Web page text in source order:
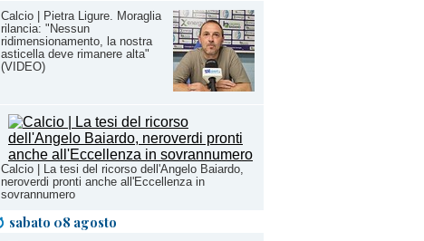
Calcio | Pietra Ligure. Moraglia
rilancia: "Nessun
ridimensionamento, la nostra
asticella deve rimanere alta"
(VIDEO)
Calcio | La tesi del ricorso dell'Angelo Baiardo,
neroverdi pronti anche all'Eccellenza in
sovrannumero
sabato 08 agosto